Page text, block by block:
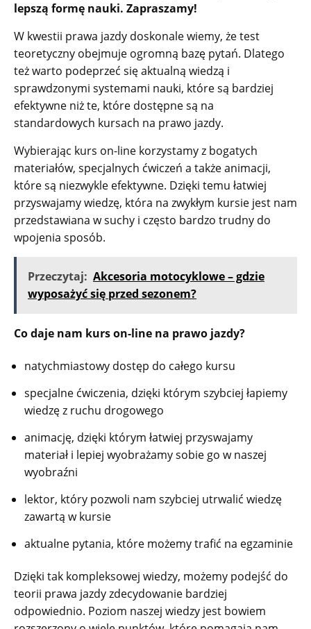
lepszą formę nauki. Zapraszamy!
W kwestii prawa jazdy doskonale wiemy, że test
teoretyczny obejmuje ogromną bazę pytań. Dlatego
też warto podeprzeć się aktualną wiedzą i
sprawdzonymi systemami nauki, które są bardziej
efektywne niż te, które dostępne są na
standardowych kursach na prawo jazdy.
Wybierając kurs on-line korzystamy z bogatych
materiałów, specjalnych ćwiczeń a także animacji,
które są niezwykle efektywne. Dzięki temu łatwiej
przyswajamy wiedzę, która na zwykłym kursie jest nam
przedstawiana w suchy i często bardzo trudny do
wpojenia sposób.
Przeczytaj: Akcesoria motocyklowe – gdzie
wyposażyć się przed sezonem?
Co daje nam kurs on-line na prawo jazdy?
natychmiastowy dostęp do całego kursu
specjalne ćwiczenia, dzięki którym szybciej łapiemy
wiedzę z ruchu drogowego
animację, dzięki którym łatwiej przyswajamy
materiał i lepiej wyobrażamy sobie go w naszej
wyobraźni
lektor, który pozwoli nam szybciej utrwalić wiedzę
zawartą w kursie
aktualne pytania, które możemy trafić na egzaminie
Dzięki tak kompleksowej wiedzy, możemy podejść do
teorii prawa jazdy zdecydowanie bardziej
odpowiednio. Poziom naszej wiedzy jest bowiem